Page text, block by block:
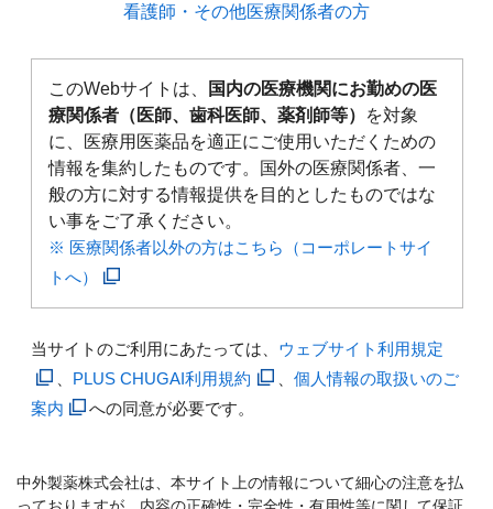
看護師・その他医療関係者の方​
このWebサイトは、
国内の医療機関にお勤めの医
療関係者（医師、歯科医師、薬剤師等）
を対象
に、医療用医薬品を適正にご使用いただくための
情報を集約したものです。国外の医療関係者、一
般の方に対する情報提供を目的としたものではな
い事をご了承ください。
※ 医療関係者以外の方はこちら（コーポレートサイ
トへ）
当サイトのご利用にあたっては、 ウェブサイト利用規定
PLUS CHUGAI利用規約
個人情報の取扱いのご
案内
への同意が必要です。
中外製薬株式会社は、本サイト上の情報について細心の注意を払
っておりますが、内容の正確性・完全性・有用性等に関して保証